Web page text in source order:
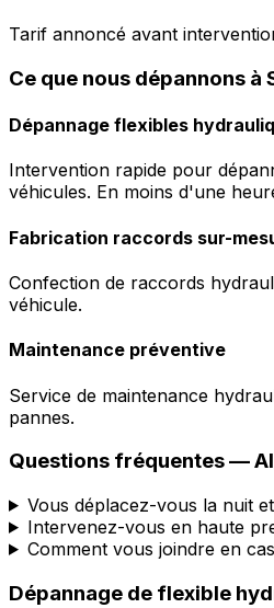
Tarif annoncé avant
Ce que nous dépannons
Dépannage flexibles
Intervention rapide pour
véhicules. En moins d'une
Fabrication raccords sur-
Confection de raccords
véhicule.
Maintenance préventive
Service de maintenance
pannes.
Questions fréquentes —
Vous déplacez-vous la nuit
Intervenez-vous en haute
Comment vous joindre en
Dépannage de flexible